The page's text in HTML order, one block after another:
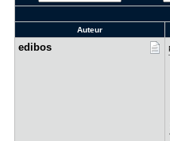
Auteur
edibos